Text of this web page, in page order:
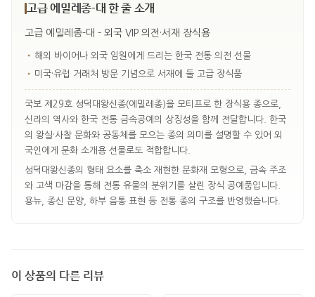
고급 에밀레종-대 한 줄 소개
고급 에밀레종-대 - 외국 VIP 의전·서재 장식용
• 해외 바이어나 외국 임원에게 드리는 한국 전통 의전 선물
• 미국·유럽 거래처 방문 기념으로 서재에 둘 고급 장식품
국보 제29호 성덕대왕신종(에밀레종)을 모티프로 한 장식용 종으로,
신라의 역사와 한국 전통 금속공예의 상징성을 함께 전달합니다. 한국
의 왕실·사찰 문화와 공동체를 모으는 종의 의미를 설명할 수 있어 외
국인에게 문화 소개용 선물로도 적합합니다.
성덕대왕신종의 형태 요소를 축소 재현한 문화재 모형으로, 금속 주조
와 고색 마감을 통해 전통 유물의 분위기를 살린 장식 공예품입니다.
용뉴, 종신 문양, 하부 음통 표현 등 전통 종의 구조를 반영했습니다.
이 상품의 다른 리뷰